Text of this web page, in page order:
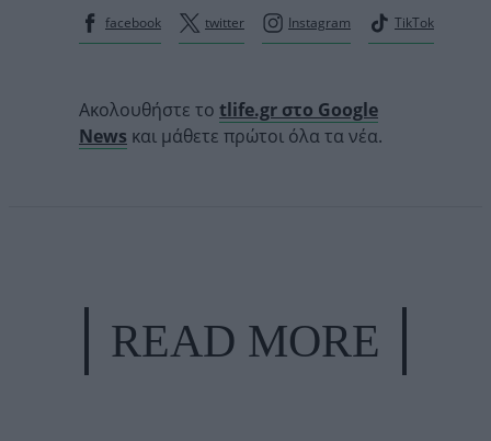
facebook
twitter Instagram TikTok
Ακολουθήστε το tlife.gr στο Google
News και μάθετε πρώτοι όλα τα νέα.
READ MORE